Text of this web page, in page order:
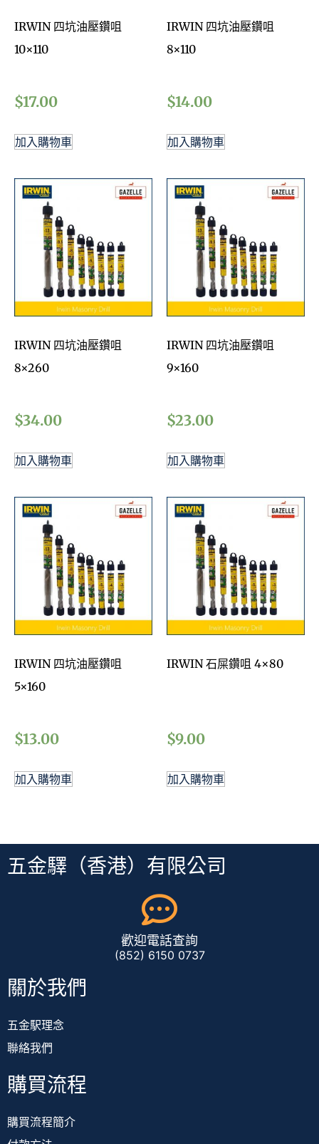
IRWIN 四坑油壓鑽咀
10×110
$17.00
加入購物車
IRWIN 四坑油壓鑽咀
8×110
$14.00
加入購物車
IRWIN 四坑油壓鑽咀
8×260
$34.00
加入購物車
IRWIN 四坑油壓鑽咀
9×160
$23.00
加入購物車
IRWIN 四坑油壓鑽咀
5×160
$13.00
加入購物車
IRWIN 石屎鑽咀 4×80
$9.00
加入購物車
五金驛（香港）有限公司
歡迎電話查詢
(852) 6150 0737
關於我們
五金駅理念
聯絡我們
購買流程
購買流程簡介